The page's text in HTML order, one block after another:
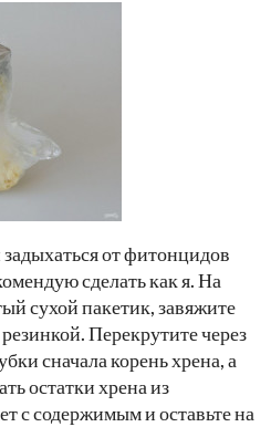
от фитонцидов
сделать как я. На
сухой пакетик, завяжите
Перекрутите через
сначала корень хрена, а
остатки хрена из
с содержимым и оставьте на